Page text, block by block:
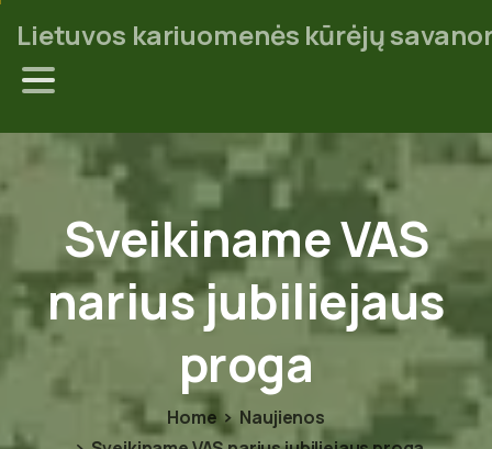
Lietuvos kariuomenės kūrėjų
SveikinameVAS
nariusjubiliejaus
proga
Home
Naujienos